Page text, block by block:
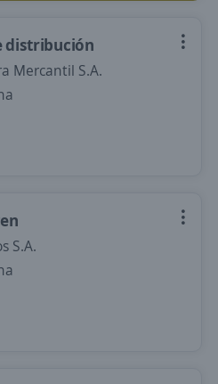
distribución
Mercantil S.A.
S.A.